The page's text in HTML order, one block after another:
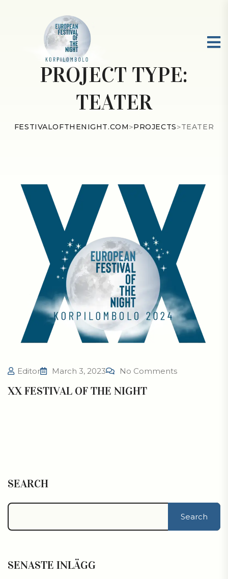
PROJECT TYPE:
TEATER
FESTIVALOFTHENIGHT.COM>PROJECTS>TEATER
Editor March 3, 2023 No Comments
XX FESTIVAL OF THE NIGHT
SEARCH
Search
SENASTE INLÄGG